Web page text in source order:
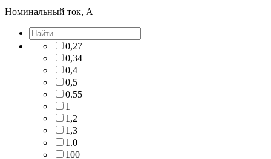
Номинальный ток, А
0,27
0,34
0,4
0,5
0.55
1
1,2
1,3
1.0
100